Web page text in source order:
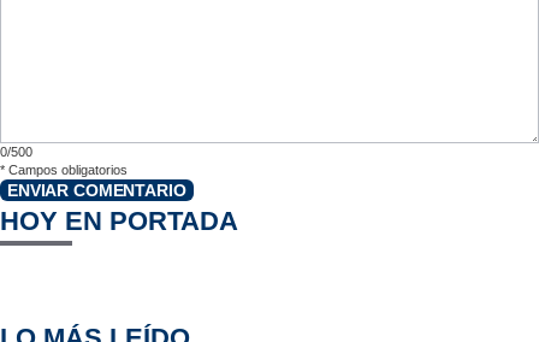
0/500
* Campos obligatorios
ENVIAR COMENTARIO
HOY EN PORTADA